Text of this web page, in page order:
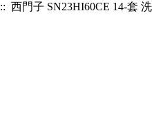
:: 西門子 SN23HI60CE 14-套 洗